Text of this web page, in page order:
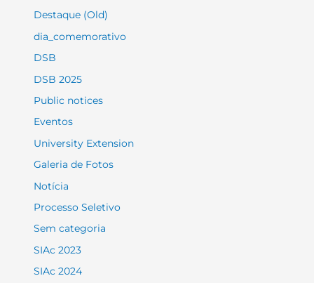
Destaque (Old)
dia_comemorativo
DSB
DSB 2025
Public notices
Eventos
University Extension
Galeria de Fotos
Notícia
Processo Seletivo
Sem categoria
SIAc 2023
SIAc 2024